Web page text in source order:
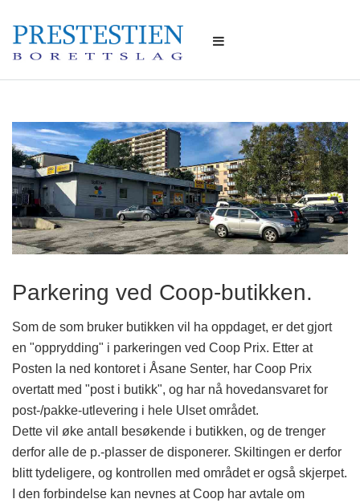
Parkering ved Coop-butikken.
Som de som bruker butikken vil ha oppdaget, er det gjort
en "opprydding" i parkeringen ved Coop Prix. Etter at
Posten la ned kontoret i Åsane Senter, har Coop Prix
overtatt med "post i butikk", og har nå hovedansvaret for
post-/pakke-utlevering i hele Ulset området.
Dette vil øke antall besøkende i butikken, og de trenger
derfor alle de p.-plasser de disponerer. Skiltingen er derfor
blitt tydeligere, og kontrollen med området er også skjerpet.
I den forbindelse kan nevnes at Coop har avtale om